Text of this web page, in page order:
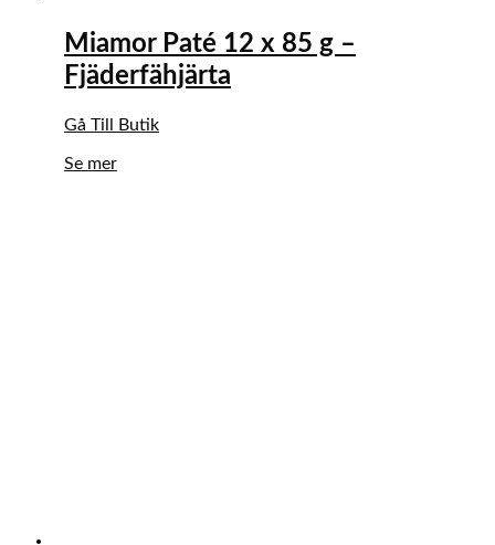
Miamor Paté 12 x 85 g –
Fjäderfähjärta
Gå Till Butik
Se mer